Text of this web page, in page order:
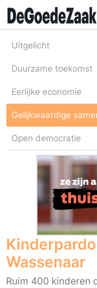
Skip
main
content
Uitgelicht
Duurzame toekomst
Eerlijke economie
Gelijkwaardige
Open democratie
Wassenaar
Ruim 400 kinderen